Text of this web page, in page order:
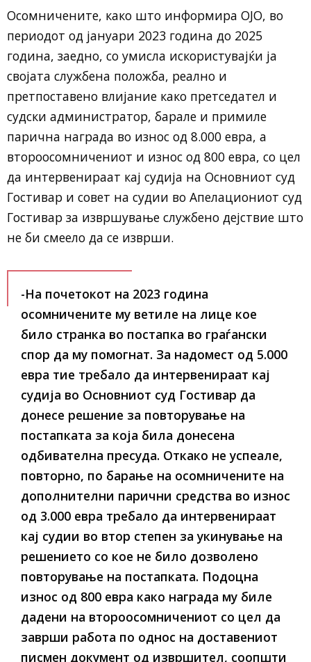
Осомничените, како што информира ОЈО, во
периодот од јануари 2023 година до 2025
година, заедно, со умисла искористувајќи ја
својата службена положба, реално и
претпоставено влијание како претседател и
судски администратор, барале и примиле
парична награда во износ од 8.000 евра, а
второосомничениот и износ од 800 евра, со цел
да интервенираат кај судија на Основниот суд
Гостивар и совет на судии во Апелациониот суд
Гостивар за извршување службено дејствие што
не би смеело да се изврши.
-На почетокот на 2023 година
осомничените му ветиле на лице кое
било странка во постапка во граѓански
спор да му помогнат. За надомест од 5.000
евра тие требало да интервенираат кај
судија во Основниот суд Гостивар да
донесе решение за повторување на
постапката за која била донесена
одбивателна пресуда. Откако не успеале,
повторно, по барање на осомничените на
дополнителни парични средства во износ
од 3.000 евра требало да интервенираат
кај судии во втор степен за укинување на
решението со кое не било дозволено
повторување на постапката. Подоцна
износ од 800 евра како награда му биле
дадени на второосомничениот со цел да
заврши работа по однос на доставениот
писмен документ од извршител, соопшти